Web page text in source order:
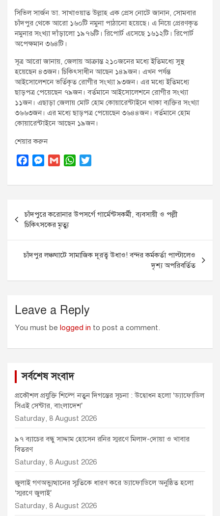
সিভিল সার্জন ডা. সাখাওয়াত উল্লাহ এক প্রেস নোটে জানান, সোমবার
চাঁদপুর থেকে আরো ১৬০টি নমুনা পাঠানো হয়েছে। এ নিয়ে প্রেরণকৃত
নমুনার সংখ্যা দাঁড়ালো ১৯৭৬টি। রিপোর্ট এসেছে ১৬১২টি। রিপোর্ট
অপেক্ষমান ৩৬৪টি।
সূত্র আরো জানায়, জেলায় আক্রান্ত ২১০জনের মধ্যে ইতিমধ্যে সুস্থ
হয়েছেন ৪৩জন। চিকিৎসাধীন আছেন ১৪৯জন। এখন পর্যন্ত
আইসোলেশনে ভর্তিকৃত রোগীর সংখ্যা ৯৩জন। এর মধ্যে ইতিমধ্যে
ছাড়পত্র পেয়েছেন ৭৯জন। বর্তমানে আইসোলেশনে রোগীর সংখ্যা
১১জন। এছাড়া জেলায় মোট হোম কোয়ারেন্টাইনে থাকা ব্যক্তির সংখ্যা
৩৬৬৩জন। এর মধ্যে ছাড়পত্র পেয়েছেন ৩৬৪৪জন। বর্তমানে হোম
কোয়ারেন্টাইনে আছেন ১৯জন।
শেয়ার করুন
c
o
o
k
M
s
n
e
r
G
a
W
a
A
p
i
e
Post
navigation
চাঁদপুরে করোনার উপসর্গে গার্মেন্টসকর্মী, ব্যবসায়ী ও পল্লী
চিকিৎসকের মৃত্যু
চাঁদপুর লঞ্চঘাটে সামাজিক দূরত্ব উধাও! বন্দর কর্মকর্তা পাল্টালেও
দৃশ্য অপরিবর্তিত
Leave a Reply
You must be logged in to post a comment.
সর্বশেষ সংবাদ
প্রকৌশল প্রযুক্তি শিল্পে নতুন দিগন্তের সূচনা : উদ্বোধন হলো ‘ড্যাফোডিল
সিএই সেন্টার, বাংলাদেশ’
Saturday, 8 August 2026
৯৭ ব্যাচের বন্ধু সাদ্দাম হোসেন রনির স্মরণে মিলাদ-দোয়া ও খাবার
বিতরণ
Saturday, 8 August 2026
জুলাই গণঅভ্যুত্থানের স্মৃতিকে ধারণ করে ড্যাফোডিলে অনুষ্ঠিত হলো
‘স্মরণে জুলাই’
Saturday, 8 August 2026